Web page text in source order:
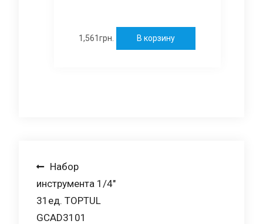
1,561грн. В корзину
Навигация
по
записям
Набор
инструмента 1/4″
31ед. TOPTUL
GCAD3101